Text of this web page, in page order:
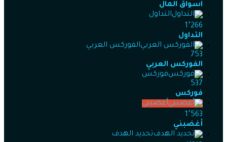
اسواق المال
التداول
1٬266
التداول
الفوركس العربي
753
الفوركس العربي
فوركس
537
فوركس
أغضبني
1٬563
أغضبني
تحديد الهدف